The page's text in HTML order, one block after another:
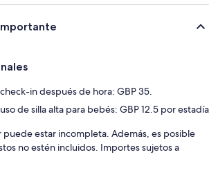
in después de hora: GBP 35.
de silla alta para bebés: GBP 12.5 por estadía
puede estar incompleta. Además, es posible
no estén incluidos. Importes sujetos a